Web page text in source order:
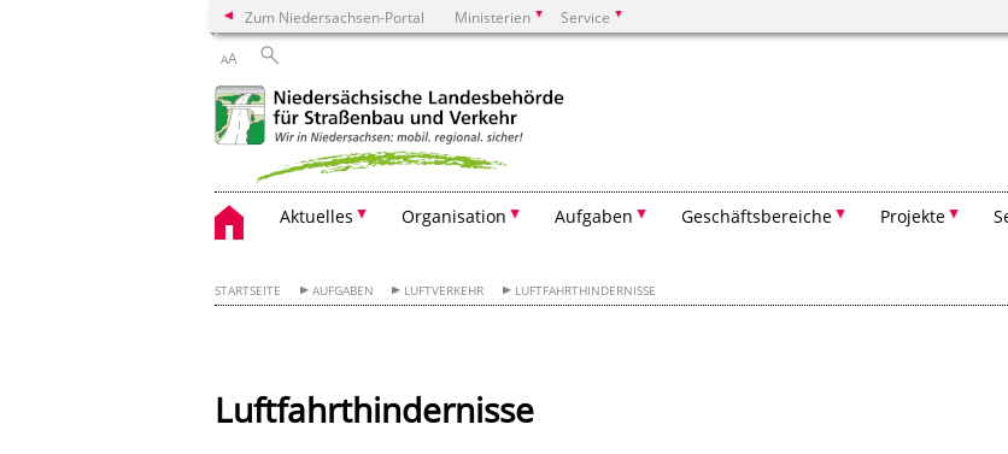
Zum Niedersachsen-Portal Ministerien Service
AA
Aktuelles Organisation Aufgaben Geschäftsbereiche Projekte
STARTSEITE AUFGABEN LUFTVERKEHR LUFTFAHRTHINDERNISSE
Luftfahrthindernisse